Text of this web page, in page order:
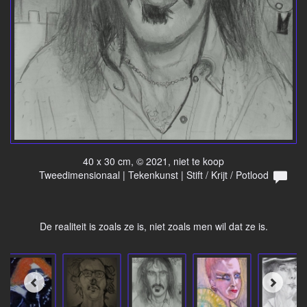
40 x 30 cm, © 2021, niet te koop
Tweedimensionaal | Tekenkunst | Stift / Krijt / Potlood
De realiteit is zoals ze is, niet zoals men wil dat ze is.